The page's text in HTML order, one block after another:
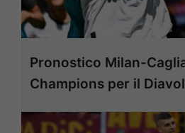
Pronostico Milan-
Champions per il